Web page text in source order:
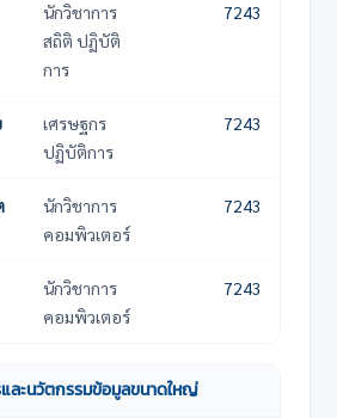
นักวิชาการ
สถิติ ปฏิบัติ
การ
7243
เศรษฐกร
ปฏิบัติการ
7243
นักวิชาการ
คอมพิวเตอร์
7243
นักวิชาการ
คอมพิวเตอร์
7243
ละนวัตกรรมข้อมูลขนาดใหญ่